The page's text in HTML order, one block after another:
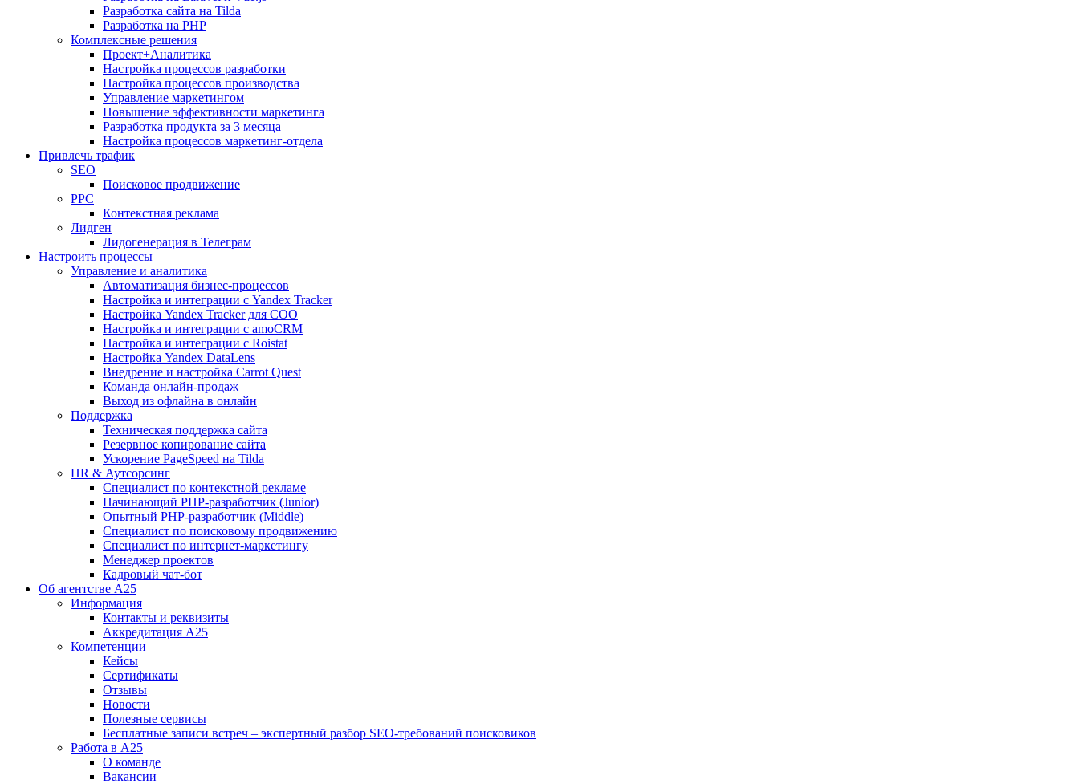
Разработка сайта на Tilda
Разработка на PHP
Комплексные решения
Проект+Аналитика
Настройка процессов разработки
Настройка процессов производства
Управление маркетингом
Повышение эффективности маркетинга
Разработка продукта за 3 месяца
Настройка процессов маркетинг-отдела
Привлечь трафик
SEO
Поисковое продвижение
PPC
Контекстная реклама
Лидген
Лидогенерация в Телеграм
Настроить процессы
Управление и аналитика
Автоматизация бизнес-процессов
Настройка и интеграции с Yandex Tracker
Настройка Yandex Tracker для СОО
Настройка и интеграции с amoCRM
Настройка и интеграции с Roistat
Настройка Yandex DataLens
Внедрение и настройка Carrot Quest
Команда онлайн-продаж
Выход из офлайна в онлайн
Поддержка
Техническая поддержка сайта
Резервное копирование сайта
Ускорение PageSpeed на Tilda
HR & Аутсорсинг
Специалист по контекстной рекламе
Начинающий PHP-разработчик (Junior)
Опытный PHP-разработчик (Middle)
Специалист по поисковому продвижению
Специалист по интернет-маркетингу
Менеджер проектов
Кадровый чат-бот
Об агентстве А25
Информация
Контакты и реквизиты
Аккредитация А25
Компетенции
Кейсы
Сертификаты
Отзывы
Новости
Полезные сервисы
Бесплатные записи встреч – экспертный разбор SEO-требований поисковиков
Работа в А25
О команде
Вакансии